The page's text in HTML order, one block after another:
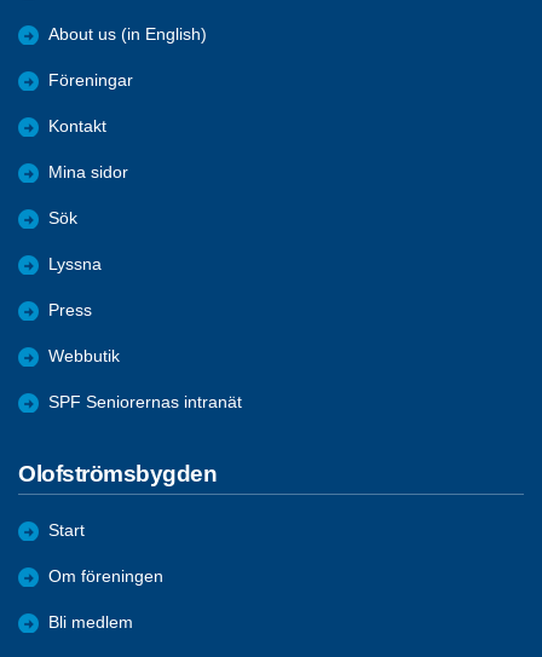
About us (in English)
Föreningar
Kontakt
Mina sidor
Sök
Lyssna
Press
Webbutik
SPF Seniorernas intranät
Olofströmsbygden
Start
Om föreningen
Bli medlem